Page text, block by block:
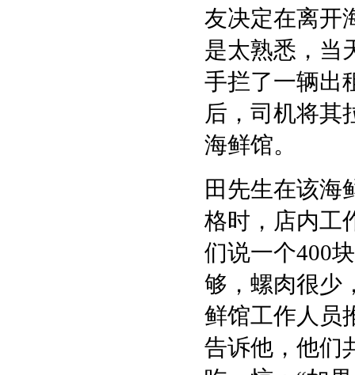
友决定在离开
是太熟悉，当
手拦了一辆出
后，司机将其
海鲜馆。
田先生在该海
格时，店内工
们说一个400
够，螺肉很少
鲜馆工作人员
告诉他，他们